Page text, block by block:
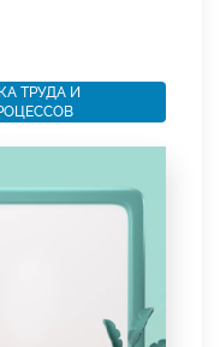
ТРУДА И